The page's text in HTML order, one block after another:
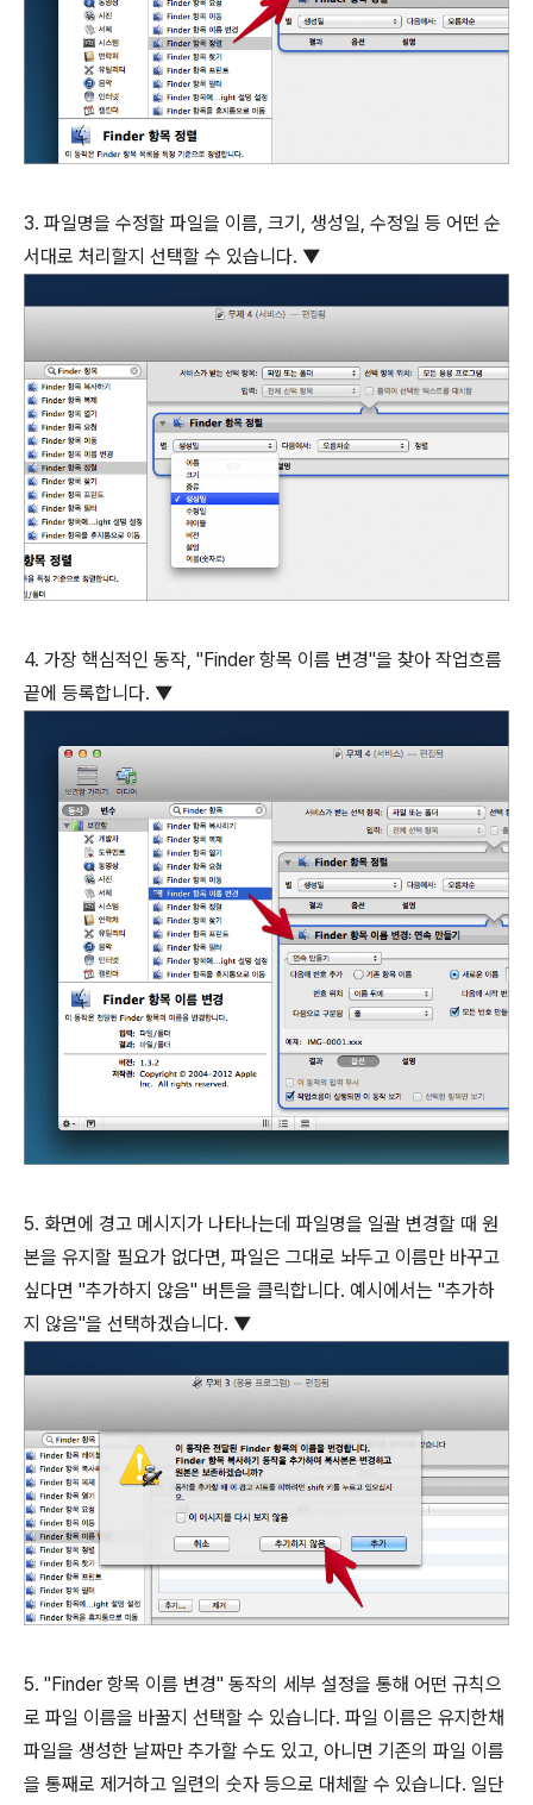
3. 파일명을 수정할 파일을 이름, 크기, 생성일, 수정일 등 어떤 순
서대로 처리할지 선택할 수 있습니다. ▼
4. 가장 핵심적인 동작, "Finder 항목 이름 변경"을 찾아 작업흐름
끝에 등록합니다. ▼
5. 화면에 경고 메시지가 나타나는데 파일명을 일괄 변경할 때 원
본을 유지할 필요가 없다면, 파일은 그대로 놔두고 이름만 바꾸고
싶다면 "추가하지 않음" 버튼을 클릭합니다. 예시에서는 "추가하
지 않음"을 선택하겠습니다. ▼
5. "Finder 항목 이름 변경" 동작의 세부 설정을 통해 어떤 규칙으
로 파일 이름을 바꿀지 선택할 수 있습니다. 파일 이름은 유지한채
파일을 생성한 날짜만 추가할 수도 있고, 아니면 기존의 파일 이름
을 통째로 제거하고 일련의 숫자 등으로 대체할 수 있습니다. 일단